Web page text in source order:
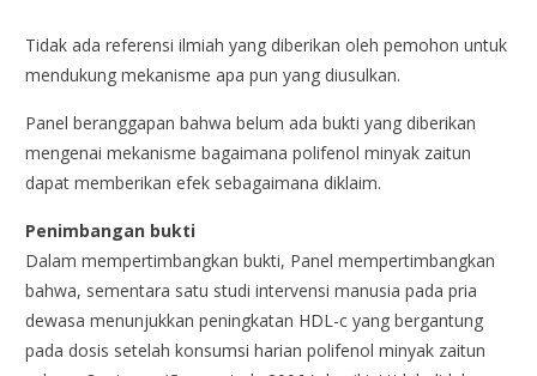
Tidak ada referensi ilmiah yang diberikan oleh pemohon untuk
mendukung mekanisme apa pun yang diusulkan.
Panel beranggapan bahwa belum ada bukti yang diberikan
mengenai mekanisme bagaimana polifenol minyak zaitun
dapat memberikan efek sebagaimana diklaim.
Penimbangan bukti
Dalam mempertimbangkan bukti, Panel mempertimbangkan
bahwa, sementara satu studi intervensi manusia pada pria
dewasa menunjukkan peningkatan HDL-c yang bergantung
pada dosis setelah konsumsi harian polifenol minyak zaitun